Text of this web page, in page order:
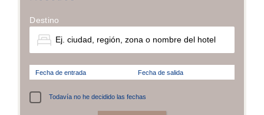
Destino
Fecha de entrada Fecha de salida
Todavía no he decidido las fechas